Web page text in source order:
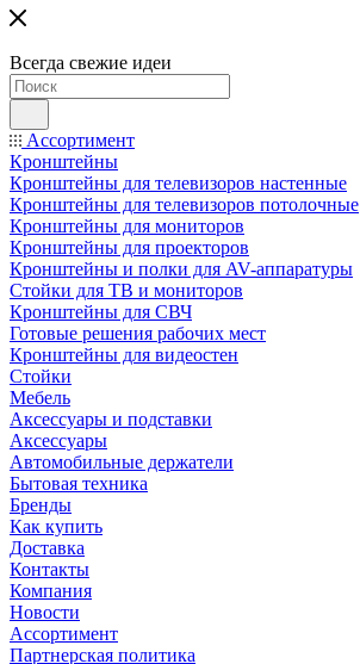
Всегда свежие идеи
Ассортимент
Кронштейны
Кронштейны для телевизоров настенные
Кронштейны для телевизоров потолочные
Кронштейны для мониторов
Кронштейны для проекторов
Кронштейны и полки для AV-аппаратуры
Стойки для ТВ и мониторов
Кронштейны для СВЧ
Готовые решения рабочих мест
Кронштейны для видеостен
Стойки
Мебель
Аксессуары и подставки
Аксессуары
Автомобильные держатели
Бытовая техника
Бренды
Как купить
Доставка
Контакты
Компания
Новости
Ассортимент
Партнерская политика